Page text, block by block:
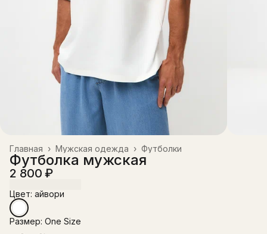
Футболки
Мужская одежда ›
Главная ›
Футболка мужская
2 800 ₽
Цвет: айвори
Размер: One Size